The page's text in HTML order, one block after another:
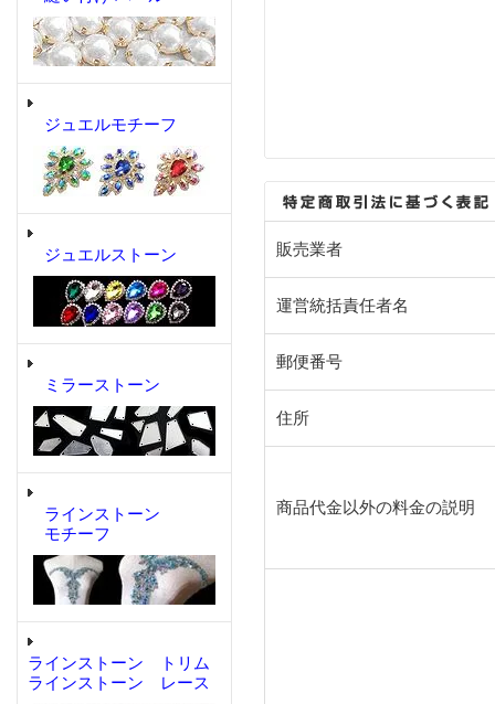
ジュエルモチーフ
ジュエルストーン
ミラーストーン
ラインストーン
モチーフ
ラインストーン トリム
ラインストーン レース
販売業者
運営統括責任者名
郵便番号
住所
商品代金以外の料金の説明